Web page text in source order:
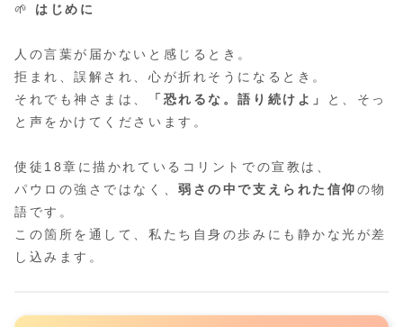
🌱 はじめに
人の言葉が届かないと感じるとき。
拒まれ、誤解され、心が折れそうになるとき。
それでも神さまは、
「恐れるな。語り続けよ」
と、そっ
と声をかけてくださいます。
使徒18章に描かれているコリントでの宣教は、
パウロの強さではなく、弱さの中で支えられた信仰の物
語です。
この箇所を通して、私たち自身の歩みにも静かな光が差
し込みます。